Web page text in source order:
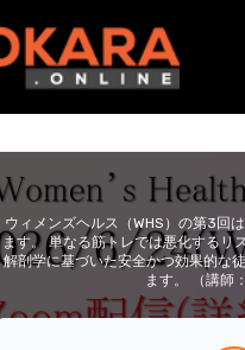
ウィメンズヘルス（WHS）の第3回
ます。 単なる筋トレでは悪化するリ
解剖学に基づいた安全かつ効果的な
ます。 （講師